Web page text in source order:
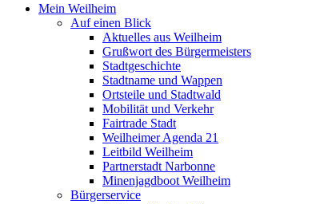
Mein Weilheim
Auf einen Blick
Aktuelles aus Weilheim
Grußwort des Bürgermeisters
Stadtgeschichte
Stadtname und Wappen
Ortsteile und Stadtwald
Mobilität und Verkehr
Fairtrade Stadt
Weilheimer Agenda 21
Leitbild Weilheim
Partnerstadt Narbonne
Minenjagdboot Weilheim
Bürgerservice